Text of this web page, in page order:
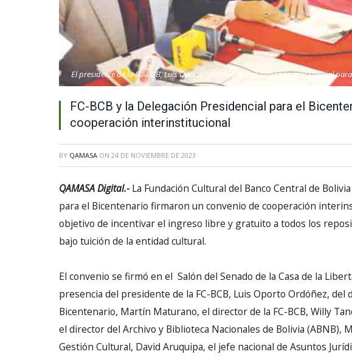
El presidente de la FC-BCB, Luis Oporto (izquierda), y el delegado presidencial
FC-BCB y la Delegación Presidencial para el
cooperación interinstitucional
BY QAMASA ON 24 DE NOVIEMBRE DE 2023
QAMASA Digital.- La Fundación Cultural del Banco Central de
para el Bicentenario firmaron un convenio de cooperación
objetivo de incentivar el ingreso libre y gratuito a todos los
bajo tuición de la entidad cultural.
El convenio se firmó en el Salón del Senado de la Casa de la
presencia del presidente de la FC-BCB, Luis Oporto Ordóñez, del
Bicentenario, Martín Maturano, el director de la FC-BCB, Willy
el director del Archivo y Biblioteca Nacionales de Bolivia (ABNB),
Gestión Cultural, David Aruquipa, el jefe nacional de Asuntos